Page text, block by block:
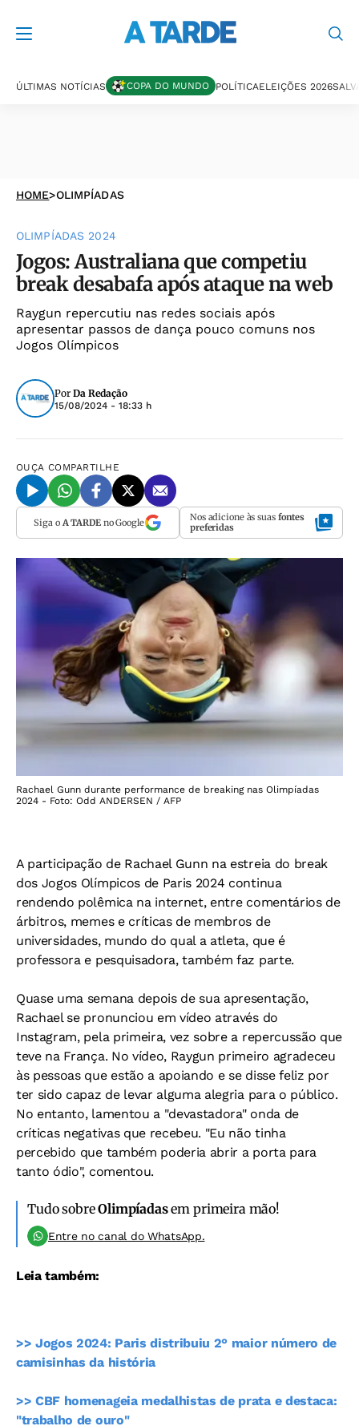
ÚLTIMAS NOTÍCIAS COPA DO MUNDO POLÍTICAELEIÇÕES 2026
HOME>OLIMPÍADAS
OLIMPÍADAS 2024
Jogos: Australiana que competiu
break desabafa após ataque na web
Raygun repercutiu nas redes sociais após
apresentar passos de dança pouco comuns nos
Jogos Olímpicos
Por Da Redação
15/08/2024 - 18:33 h
OUÇA COMPARTILHE
Siga o A TARDEno Google Nos adicione às suas fontes
preferidas
Rachael Gunn durante performance de breaking nas Olimpíadas
2024 - Foto: Odd ANDERSEN / AFP
A participação de Rachael Gunn na estreia do break
dos Jogos Olímpicos de Paris 2024 continua
rendendo polêmica na internet, entre comentários de
árbitros, memes e críticas de membros de
universidades, mundo do qual a atleta, que é
professora e pesquisadora, também faz parte.
Quase uma semana depois de sua apresentação,
Rachael se pronunciou em vídeo através do
Instagram, pela primeira, vez sobre a repercussão que
teve na França. No vídeo, Raygun primeiro agradeceu
às pessoas que estão a apoiando e se disse feliz por
ter sido capaz de levar alguma alegria para o público.
No entanto, lamentou a "devastadora" onda de
críticas negativas que recebeu. "Eu não tinha
percebido que também poderia abrir a porta para
tanto ódio", comentou.
Tudo sobreOlimpíadasem primeira mão!
Entre no canal do WhatsApp.
Leia também:
>> Jogos 2024: Paris distribuiu 2° maior número de
camisinhas da história
>> CBF homenageia medalhistas de prata e destaca:
"trabalho de ouro"